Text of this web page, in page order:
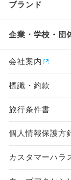
ブランド
企業・学校・団
会社案内
標識・約款
旅行条件書
個人情報保護方
カスタマーハラ